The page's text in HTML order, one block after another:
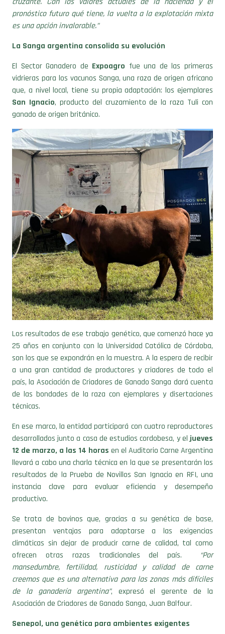
es una opción invalorable.”
La Sanga argentina consolida su evolución
El Sector Ganadero deExpoagrofue una de las primeras
vidrieras para los vacunos Sanga, una raza de origen africano
que, a nivel local, tiene su propia adaptación: los ejemplares
San Ignacio, producto del cruzamiento de la raza Tuli con
ganado de origen británico.
Los resultados de ese trabajo genético, que comenzó hace ya
25 años en conjunto con la Universidad Católica de Córdoba,
son los que se expondrán en la muestra. A la espera de recibir
a una gran cantidad de productores y criadores de todo el
país, la Asociación de Criadores de Ganado Sanga dará cuenta
de las bondades de la raza con ejemplares y disertaciones
técnicas.
En ese marco, la entidad participará con cuatro reproductores
desarrollados junto a casa de estudios cordobesa, y eljueves
12 de marzo, a las 14 horas en el Auditorio Carne Argentina
llevará a cabo una charla técnica en la que se presentarán los
resultados de la Prueba de Novillos San Ignacio en RFI, una
instancia clave para evaluar eficiencia y desempeño
productivo.
Se trata de bovinos que, gracias a su genética de base,
presentan ventajas para adaptarse a las exigencias
climáticas sin dejar de producir carne de calidad, tal como
ofrecen otras razas tradicionales del país.“Por
mansedumbre, fertilidad, rusticidad y calidad de carne
creemos que es una alternativa para las zonas más difíciles
de la ganadería argentina”, expresó el gerente de la
Asociación de Criadores de Ganado Sanga, Juan Balfour.
Senepol, una genética para ambientes exigentes
Con su característico pelo corto y su condición de raza taurina